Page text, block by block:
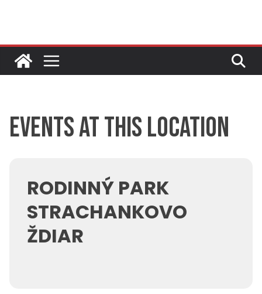
Events at this location
RODINNÝ PARK
STRACHANKOVO
ŽDIAR